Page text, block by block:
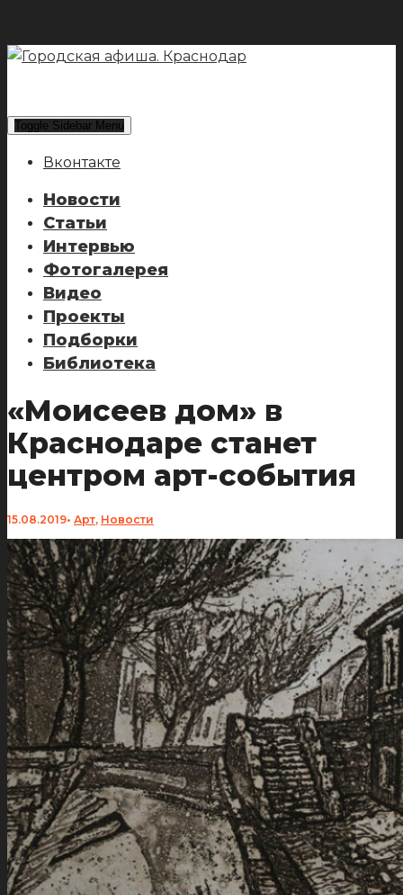
Toggle Sidebar Menu
Вконтакте
Новости
Статьи
Интервью
Фотогалерея
Видео
Проекты
Подборки
Библиотека
«Моисеев дом» в
Краснодаре станет
центром арт-события
15.08.2019• Арт, Новости